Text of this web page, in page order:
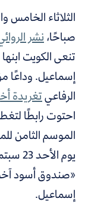
صباحًا،نشر
تنعى الكويت ابنها
إسماعيل. وداعًا
الرفاعيتغريدة
احتوت رابطًا
الموسم الثامن
يوم
«صندوق أسود
إسماعيل.